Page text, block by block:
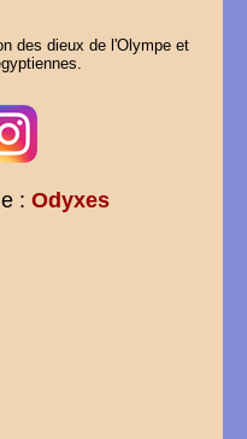
des dieux de l'Olympe et
: Odyxes